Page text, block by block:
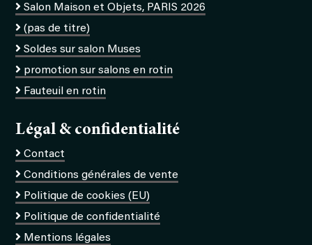
Salon Maison et Objets, PARIS 2026
(pas de titre)
Soldes sur salon Muses
promotion sur salons en rotin
Fauteuil en rotin
Légal & confidentialité
Contact
Conditions générales de vente
Politique de cookies (EU)
Politique de confidentialité
Mentions légales